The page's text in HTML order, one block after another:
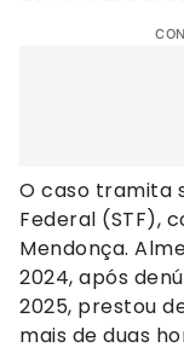
O caso tramita
Federal (STF),
Mendonça.
2024, após
2025, prestou
mais de duas